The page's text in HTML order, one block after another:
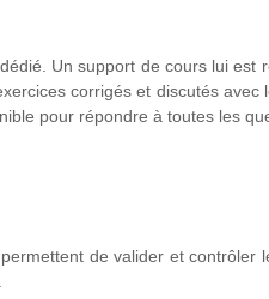
Un support de cours lui est
corrigés et discutés avec
pour répondre à toutes les
de valider et contrôler